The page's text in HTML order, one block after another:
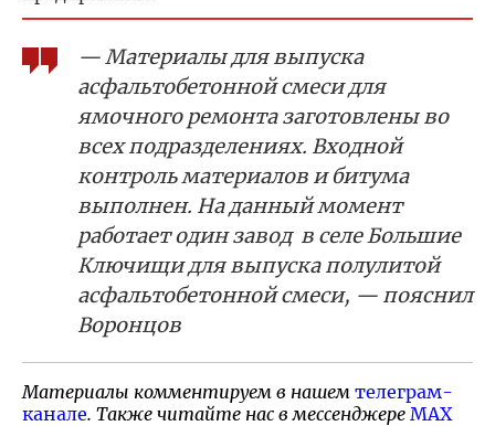
— Материалы для выпуска
асфальтобетонной смеси для
ямочного ремонта заготовлены во
всех подразделениях. Входной
контроль материалов и битума
выполнен. На данный момент
работает один завод в селе Большие
Ключищи для выпуска полулитой
асфальтобетонной смеси, — пояснил
Воронцов
Материалы комментируем в нашем телеграм-
канале. Также читайте нас в мессенджере MAX